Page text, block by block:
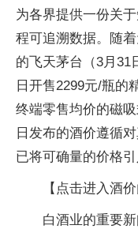
为各界提供一份关
程可追溯数据。随
的飞天茅台（3月31
日开售2299元/瓶的
终端零售均价的磁
日发布的酒价遵循
已将可确量的价格
【点击进入酒
白酒业的重要